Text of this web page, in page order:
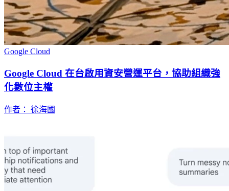
Google Cloud
Google Cloud 在台啟用資安營運平台，協助組織強
化數位主權
作者： 徐海國